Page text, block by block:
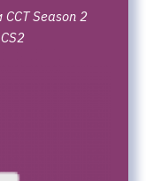
Season 2